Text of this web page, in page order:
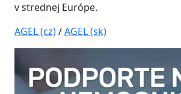
v strednej Európe.
AGEL (cz)/AGEL (sk)